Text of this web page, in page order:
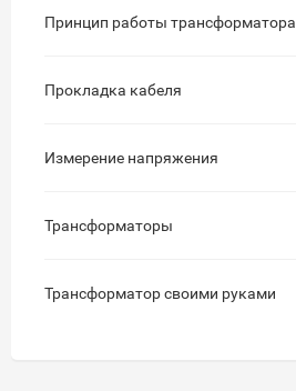
Принцип работы трансформатора
Прокладка кабеля
Измерение напряжения
Трансформаторы
Трансформатор своими руками